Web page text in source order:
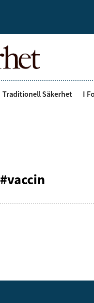
Traditionell Säkerhet I
#vaccin